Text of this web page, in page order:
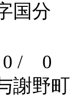
国分
0 / 0
謝野町